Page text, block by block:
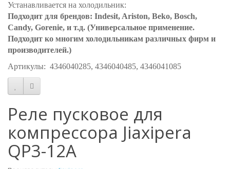
Устанавливается на холодильник:
Подходит для брендов: Indesit, Ariston, Beko, Bosch,
Candy, Gorenie, и т.д. (Универсальное применение.
Подходит ко многим холодильникам различных фирм и
производителей.)
Артикулы: 4346040285, 4346040485, 4346041085
Реле пусковое для
компрессора Jiaxipera
QP3-12A